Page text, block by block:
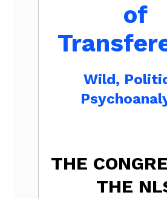
of
Wild,
THE
THE